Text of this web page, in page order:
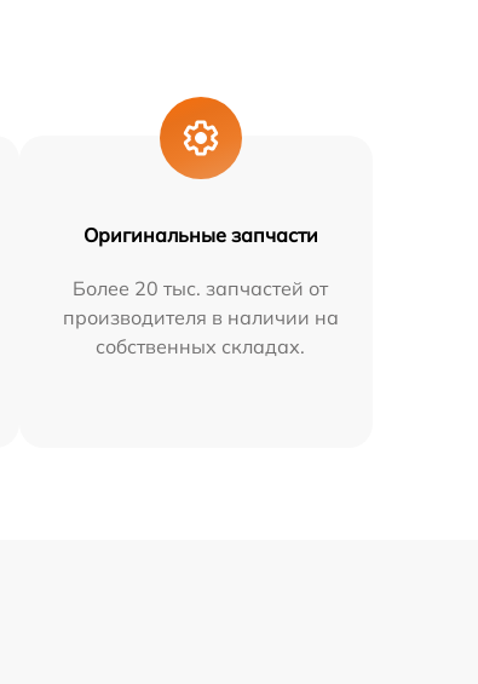
Оригинальные запчасти
Более 20 тыс. запчастей от
производителя в наличии на
собственных складах.